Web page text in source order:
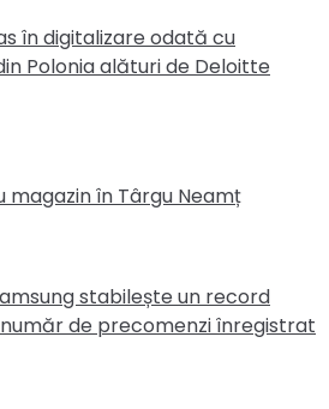
în digitalizare odată cu
Polonia alături de Deloitte
magazin în Târgu Neamț
stabilește un record
de precomenzi înregistrat